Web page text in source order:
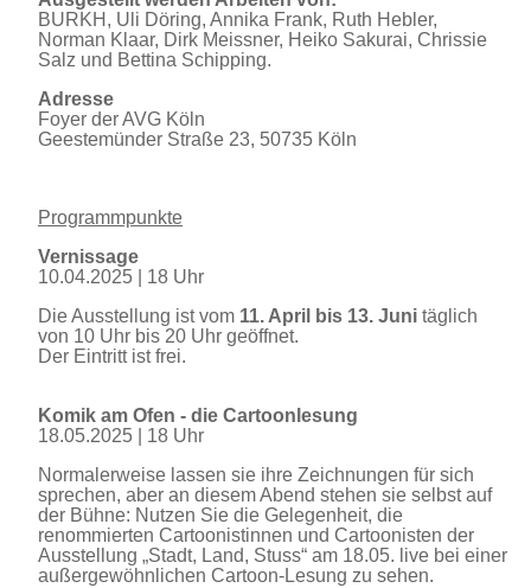
BURKH, Uli Döring, Annika Frank, Ruth Hebler,
Norman Klaar, Dirk Meissner, Heiko Sakurai, Chrissie
Salz und Bettina Schipping.
Adresse
Foyer der AVG Köln
Geestemünder Straße 23, 50735 Köln
Programmpunkte
Vernissage
10.04.2025 | 18 Uhr
Die Ausstellung ist vom 11. April bis 13. Juni täglich
von 10 Uhr bis 20 Uhr geöffnet.
Der Eintritt ist frei.
Komik am Ofen - die Cartoonlesung
18.05.2025 | 18 Uhr
Normalerweise lassen sie ihre Zeichnungen für sich
sprechen, aber an diesem Abend stehen sie selbst auf
der Bühne: Nutzen Sie die Gelegenheit, die
renommierten Cartoonistinnen und Cartoonisten der
Ausstellung „Stadt, Land, Stuss“ am 18.05. live bei einer
außergewöhnlichen Cartoon-Lesung zu sehen.